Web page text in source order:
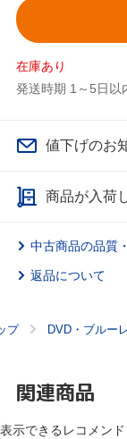
在庫あり
発送時期 1～5日以
値下げのお
商品が入荷
中古商品の品質
返品について
プ DVD・ブルー
関連商品
表示できるレコメン